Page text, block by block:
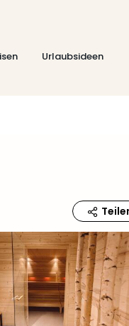
Urlaubsideen